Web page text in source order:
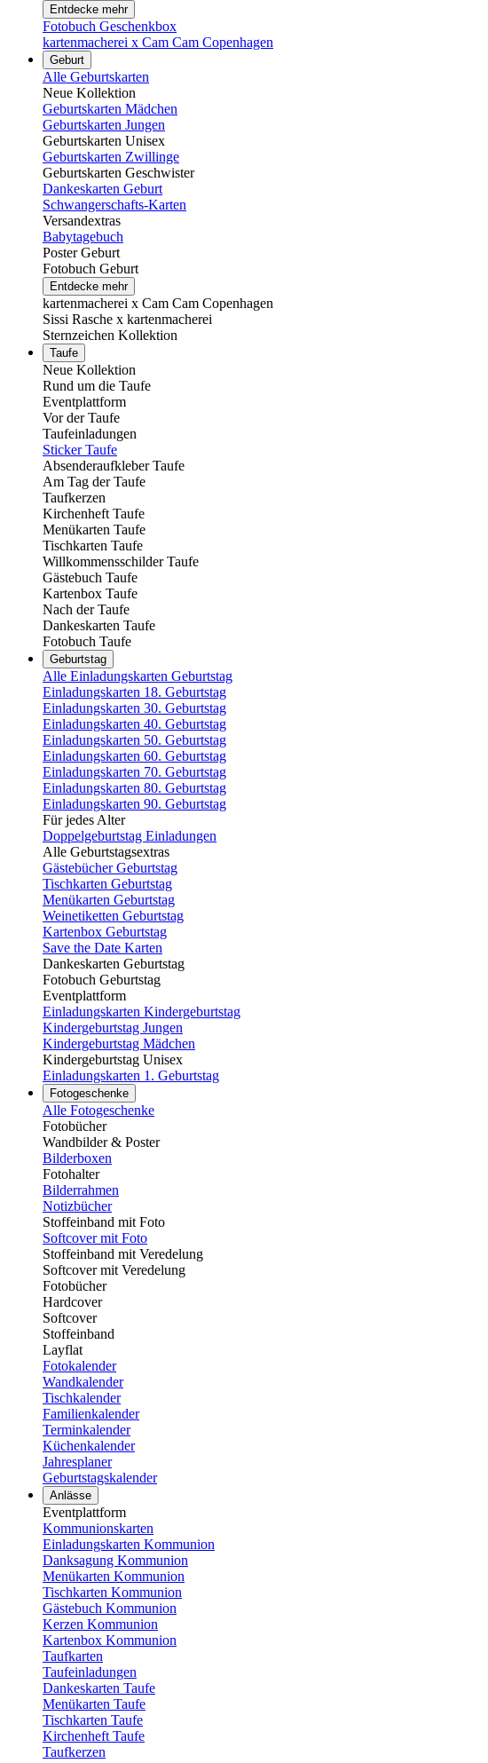
Entdecke mehr
Fotobuch Geschenkbox
kartenmacherei x Cam Cam Copenhagen
Geburt
Alle Geburtskarten
Neue Kollektion
Geburtskarten Mädchen
Geburtskarten Jungen
Geburtskarten Unisex
Geburtskarten Zwillinge
Geburtskarten Geschwister
Dankeskarten Geburt
Schwangerschafts-Karten
Versandextras
Babytagebuch
Poster Geburt
Fotobuch Geburt
Entdecke mehr
kartenmacherei x Cam Cam Copenhagen
Sissi Rasche x kartenmacherei
Sternzeichen Kollektion
Taufe
Neue Kollektion
Rund um die Taufe
Eventplattform
Vor der Taufe
Taufeinladungen
Sticker Taufe
Absenderaufkleber Taufe
Am Tag der Taufe
Taufkerzen
Kirchenheft Taufe
Menükarten Taufe
Tischkarten Taufe
Willkommensschilder Taufe
Gästebuch Taufe
Kartenbox Taufe
Nach der Taufe
Dankeskarten Taufe
Fotobuch Taufe
Geburtstag
Alle Einladungskarten Geburtstag
Einladungskarten 18. Geburtstag
Einladungskarten 30. Geburtstag
Einladungskarten 40. Geburtstag
Einladungskarten 50. Geburtstag
Einladungskarten 60. Geburtstag
Einladungskarten 70. Geburtstag
Einladungskarten 80. Geburtstag
Einladungskarten 90. Geburtstag
Für jedes Alter
Doppelgeburtstag Einladungen
Alle Geburtstagsextras
Gästebücher Geburtstag
Tischkarten Geburtstag
Menükarten Geburtstag
Weinetiketten Geburtstag
Kartenbox Geburtstag
Save the Date Karten
Dankeskarten Geburtstag
Fotobuch Geburtstag
Eventplattform
Einladungskarten Kindergeburtstag
Kindergeburtstag Jungen
Kindergeburtstag Mädchen
Kindergeburtstag Unisex
Einladungskarten 1. Geburtstag
Fotogeschenke
Alle Fotogeschenke
Fotobücher
Wandbilder & Poster
Bilderboxen
Fotohalter
Bilderrahmen
Notizbücher
Stoffeinband mit Foto
Softcover mit Foto
Stoffeinband mit Veredelung
Softcover mit Veredelung
Fotobücher
Hardcover
Softcover
Stoffeinband
Layflat
Fotokalender
Wandkalender
Tischkalender
Familienkalender
Terminkalender
Küchenkalender
Jahresplaner
Geburtstagskalender
Anlässe
Eventplattform
Kommunionskarten
Einladungskarten Kommunion
Danksagung Kommunion
Menükarten Kommunion
Tischkarten Kommunion
Gästebuch Kommunion
Kerzen Kommunion
Kartenbox Kommunion
Taufkarten
Taufeinladungen
Dankeskarten Taufe
Menükarten Taufe
Tischkarten Taufe
Kirchenheft Taufe
Taufkerzen